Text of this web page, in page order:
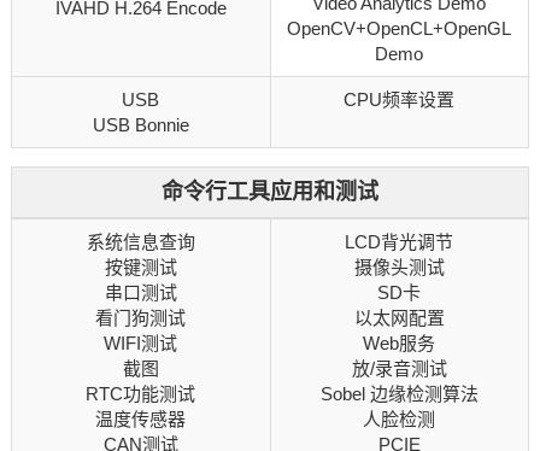
IVAHD H.264 Encode
OpenCV+OpenCL+OpenGL
Demo
USB
USB Bonnie
CPU频率设置
命令行工具应用和测试
系统信息查询
按键测试
串口测试
看门狗测试
WIFI测试
截图
RTC功能测试
温度传感器
CAN测试
LCD背光调节
摄像头测试
SD卡
以太网配置
Web服务
放/录音测试
Sobel 边缘检测算法
人脸检测
PCIE